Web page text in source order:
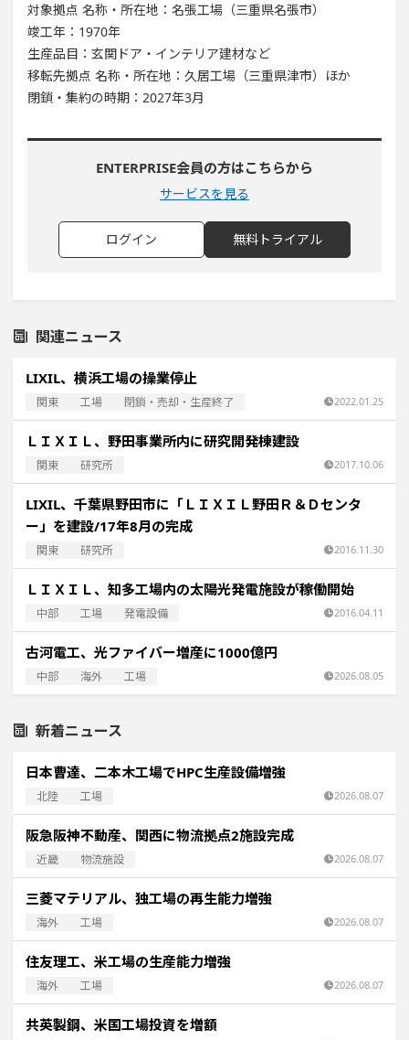
対象拠点 名称・所在地：名張工場（三重県名張市）
竣工年：1970年
生産品目：玄関ドア・インテリア建材など
移転先拠点 名称・所在地：久居工場（三重県津市）ほか
閉鎖・集約の時期：2027年3月
ENTERPRISE会員の方はこちらから
サービスを見る
ログイン 無料トライアル
関連ニュース
LIXIL、横浜工場の操業停止
関東 工場 閉鎖・売却・生産終了 2022.01.25
ＬＩＸＩＬ、野田事業所内に研究開発棟建設
関東 研究所 2017.10.06
LIXIL、千葉県野田市に「ＬＩＸＩＬ野田Ｒ＆Ｄセンタ
ー」を建設/17年8月の完成
関東 研究所 2016.11.30
ＬＩＸＩＬ、知多工場内の太陽光発電施設が稼働開始
中部 工場 発電設備 2016.04.11
古河電工、光ファイバー増産に1000億円
中部 海外 工場 2026.08.05
新着ニュース
日本曹達、二本木工場でHPC生産設備増強
北陸 工場 2026.08.07
阪急阪神不動産、関西に物流拠点2施設完成
近畿 物流施設 2026.08.07
三菱マテリアル、独工場の再生能力増強
海外 工場 2026.08.07
住友理工、米工場の生産能力増強
海外 工場 2026.08.07
共英製鋼、米国工場投資を増額